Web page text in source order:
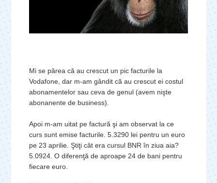
Mi se părea că au crescut un pic facturile la
Vodafone, dar m-am gândit că au crescut ei costul
abonamentelor sau ceva de genul (avem nişte
abonanente de business).
Apoi m-am uitat pe factură şi am observat la ce
curs sunt emise facturile. 5.3290 lei pentru un euro
pe 23 aprilie. Ştiţi cât era cursul BNR în ziua aia?
5.0924. O diferenţă de aproape 24 de bani pentru
fiecare euro.